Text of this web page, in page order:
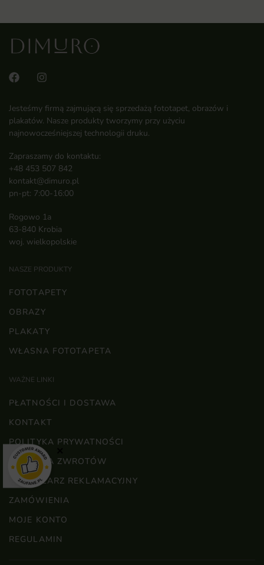
Jesteśmy firmą zajmującą się sprzedażą fototapet, obrazów i
plakatów. Nasze produkty tworzymy przy użyciu
najnowocześniejszej technologii druku.
Zapraszamy do kontaktu:
+48 453 507 842
kontakt@dimuro.pl
pn-pt: 7:00-16:00
Rogowo 1a
63-840 Krobia
woj. wielkopolskie
NASZE PRODUKTY
FOTOTAPETY
OBRAZY
PLAKATY
WŁASNA FOTOTAPETA
WAŻNE LINKI
PŁATNOŚCI I DOSTAWA
KONTAKT
POLITYKA PRYWATNOŚCI
POLITYKA ZWROTÓW
FORMULARZ REKLAMACYJNY
ZAMÓWIENIA
MOJE KONTO
REGULAMIN